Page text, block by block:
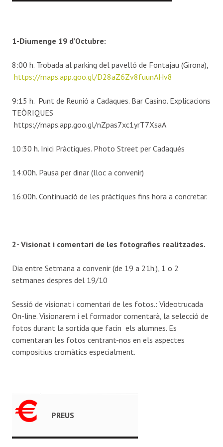
1-Diumenge 19 d’Octubre:
8:00 h. Trobada al parking del pavelló de Fontajau (Girona),
https://maps.app.goo.gl/D28aZ6Zv8fuunAHv8
9:15 h. Punt de Reunió a Cadaques. Bar Casino. Explicacions
TEÒRIQUES
https://maps.app.goo.gl/nZpas7xc1yrT7XsaA
10:30 h. Inici Pràctiques. Photo Street per Cadaqués
14:00h. Pausa per dinar (lloc a convenir)
16:00h. Continuació de les pràctiques fins hora a concretar.
2- Visionat i comentari de les fotografies realitzades.
Dia entre Setmana a convenir (de 19 a 21h.), 1 o 2
setmanes despres del 19/10
Sessió de visionat i comentari de les fotos.: Videotrucada
On-line. Visionarem i el formador comentarà, la selecció de
fotos durant la sortida que facin els alumnes. Es
comentaran les fotos centrant-nos en els aspectes
compositius cromàtics especialment.
PREUS